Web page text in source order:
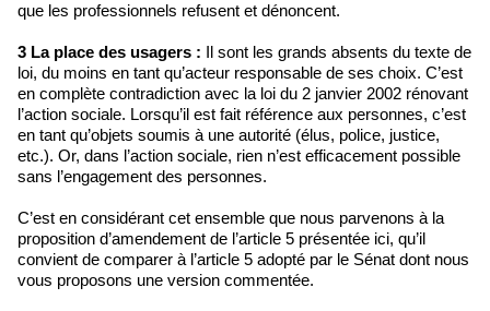
que les professionnels refusent et dénoncent.
3 La place des usagers : Il sont les grands absents du texte de
loi, du moins en tant qu’acteur responsable de ses choix. C’est
en complète contradiction avec la loi du 2 janvier 2002 rénovant
l’action sociale. Lorsqu’il est fait référence aux personnes, c’est
en tant qu’objets soumis à une autorité (élus, police, justice,
etc.). Or, dans l’action sociale, rien n’est efficacement possible
sans l’engagement des personnes.
C’est en considérant cet ensemble que nous parvenons à la
proposition d’amendement de l’article 5 présentée ici, qu’il
convient de comparer à l’article 5 adopté par le Sénat dont nous
vous proposons une version commentée.